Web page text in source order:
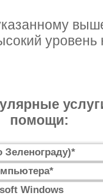
уровень
помощи:
Зеленограду)*
Windows